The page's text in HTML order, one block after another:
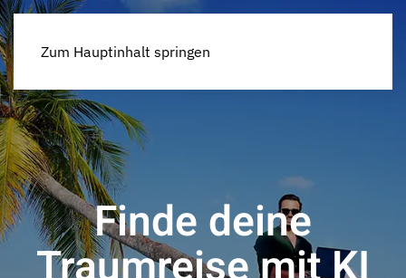
Zum Hauptinhalt springen
Finde deine